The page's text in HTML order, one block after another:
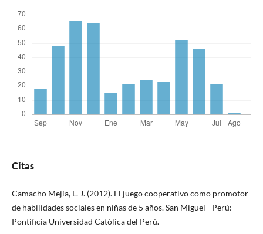
Citas
Camacho Mejía, L. J. (2012). El juego cooperativo como promotor
de habilidades sociales en niñas de 5 años. San Miguel - Perú:
Pontificia Universidad Católica del Perú.